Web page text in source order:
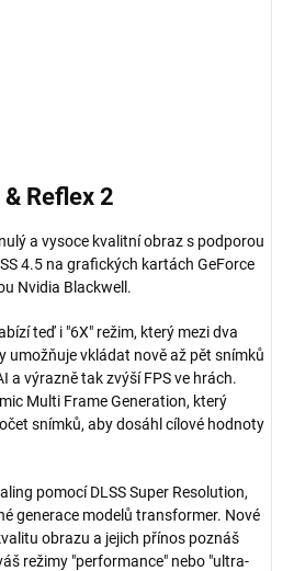
& Reflex 2
a vysoce kvalitní obraz s podporou
4.5 na grafických kartách GeForce
Nvidia Blackwell.
teď i "6X" režim, který mezi dva
umožňuje vkládat nově až pět snímků
a výrazně tak zvýší FPS ve hrách.
Multi Frame Generation, který
snímků, aby dosáhl cílové hodnoty
pomocí DLSS Super Resolution,
generace modelů transformer. Nové
obrazu a jejich přínos poznáš
režimy "performance" nebo "ultra-